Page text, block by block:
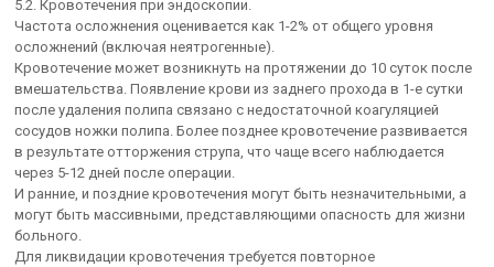
5.2. Кровотечения при эндоскопии.
Частота осложнения оценивается как 1-2% от общего уровня
осложнений (включая неятрогенные).
Кровотечение может возникнуть на протяжении до 10 суток после
вмешательства. Появление крови из заднего прохода в 1-е сутки
после удаления полипа связано с недостаточной коагуляцией
сосудов ножки полипа. Более позднее кровотечение развивается
в результате отторжения струпа, что чаще всего наблюдается
через 5-12 дней после операции.
И ранние, и поздние кровотечения могут быть незначительными, а
могут быть массивными, представляющими опасность для жизни
больного.
Для ликвидации кровотечения требуется повторное